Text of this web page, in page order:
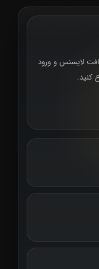
لایسنس و ورود
کنید.